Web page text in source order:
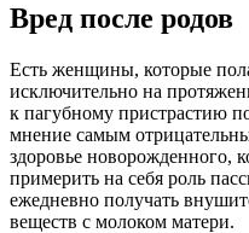
Вред после родов
Есть женщины, которые
исключительно на
к пагубному пристрастию
мнение самым
здоровье новорожденного,
примерить на себя роль
ежедневно получать
веществ с молоком матери.